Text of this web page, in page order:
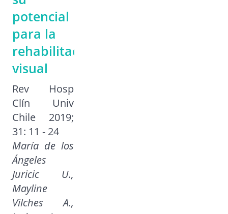
potencial
para la
rehabilitación
visual
Rev Hosp
Clín Univ
Chile 2019;
31: 11 - 24
María de los
Ángeles
Juricic U.,
Mayline
Vilches A.,